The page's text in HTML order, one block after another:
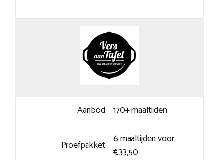
Aanbod 170+ maaltijden
Proefpakket 6 maaltijden voor
€33,50